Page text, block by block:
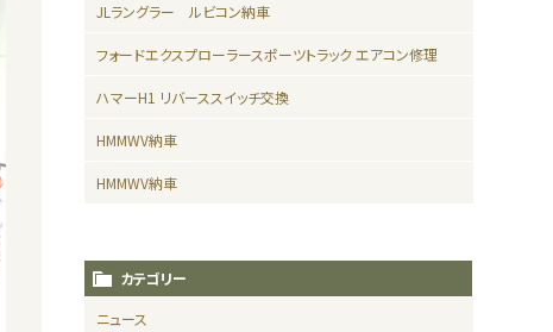
JLラングラー ルビコン納車
フォードエクスプローラースポーツトラック エアコン修理
ハマーH1 リバーススイッチ交換
HMMWV納車
HMMWV納車
カテゴリー
ニュース